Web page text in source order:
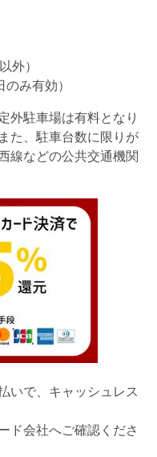
外）
み有効）
外駐車場は有料となり
た、駐車台数に限りが
線などの公共交通機関
いで、キャッシュレス
ド会社へご確認くださ